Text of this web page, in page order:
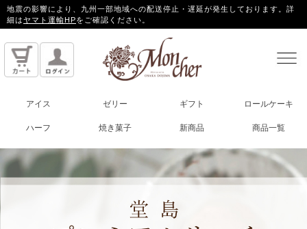
地震の影響により、九州一部地域への配送停止・遅延が発生しております。詳
細はヤマト運輸HPをご確認ください。
アイス ゼリー ギフト ロールケーキ
ハーフ 焼き菓子 新商品 商品一覧